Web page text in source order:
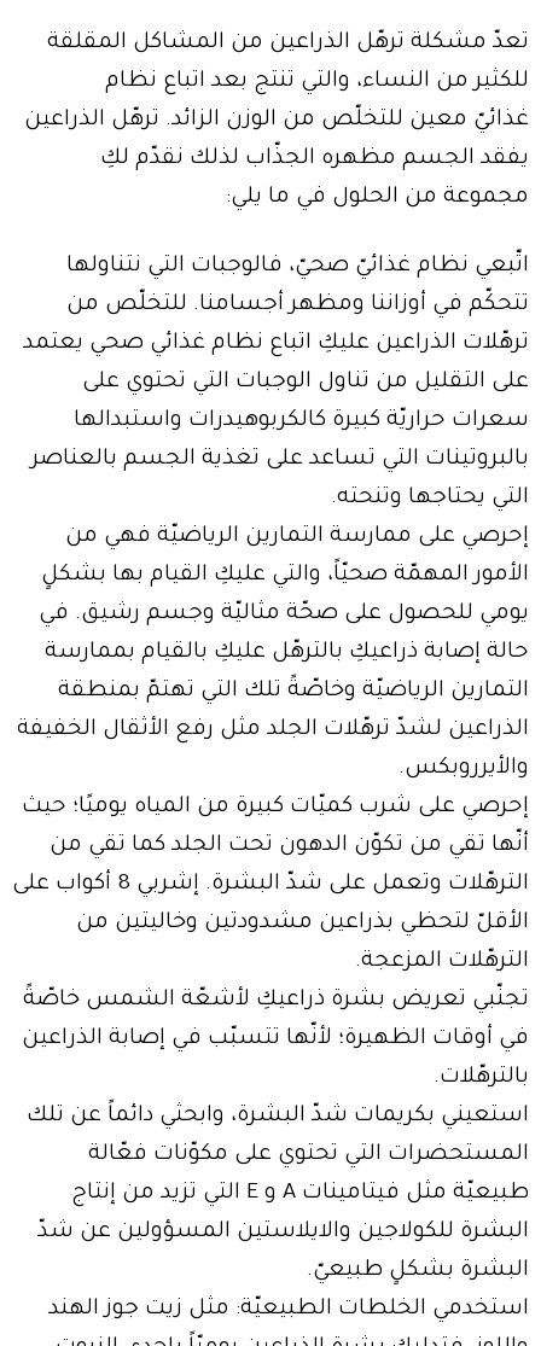
تعدّ مشكلة ترهّل الذراعين من المشاكل المقلقة
للكثير من النساء، والتي تنتج بعد اتباع نظام
غذائيّ معين للتخلّص من الوزن الزائد. ترهّل الذراعين
يفقد الجسم مظهره الجذّاب لذلك نقدّم لكِ
مجموعة من الحلول في ما يلي:
اتّبعي نظام غذائيّ صحيّ، فالوجبات التي نتناولها
تتحكّم في أوزاننا ومظهر أجسامنا. للتخلّص من
ترهّلات الذراعين عليكِ اتباع نظام غذائي صحي يعتمد
على التقليل من تناول الوجبات التي تحتوي على
سعرات حراريّة كبيرة كالكربوهيدرات واستبدالها
بالبروتينات التي تساعد على تغذية الجسم بالعناصر
التي يحتاجها وتنحته.
إحرصي على ممارسة التمارين الرياضيّة فهي من
الأمور المهمّة صحيّاً، والتي عليكِ القيام بها بشكلٍ
يومي للحصول على صحّة مثاليّة وجسم رشيق. في
حالة إصابة ذراعيكِ بالترهّل عليكِ بالقيام بممارسة
التمارين الرياضيّة وخاصّةً تلك التي تهتمّ بمنطقة
الذراعين لشدّ ترهّلات الجلد مثل رفع الأثقال الخفيفة
والأيرروبكس.
إحرصي على شرب كميّات كبيرة من المياه يوميًا؛ حيث
أنّها تقي من تكوّن الدهون تحت الجلد كما تقي من
الترهّلات وتعمل على شدّ البشرة. إشربي 8 أكواب على
الأقلّ لتحظي بذراعين مشدودتين وخاليتين من
الترهّلات المزعجة.
تجنّبي تعريض بشرة ذراعيكِ لأشعّة الشمس خاصّةً
في أوقات الظهيرة؛ لأنّها تتسبّب في إصابة الذراعين
بالترهّلات.
استعيني بكريمات شدّ البشرة، وابحثي دائماً عن تلك
المستحضرات التي تحتوي على مكوّنات فعّالة
طبيعيّة مثل فيتامينات A و E التي تزيد من إنتاج
البشرة للكولاجين والايلاستين المسؤولين عن شدّ
البشرة بشكلٍ طبيعيّ.
استخدمي الخلطات الطبيعيّة: مثل زيت جوز الهند